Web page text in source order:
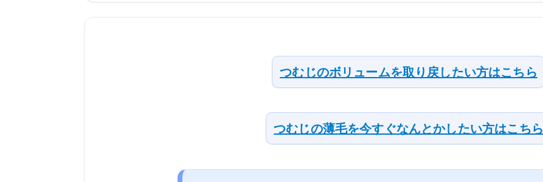
つむじのボリュームを取り戻したい方はこちら
つむじの薄毛を今すぐなんとかしたい方はこちら